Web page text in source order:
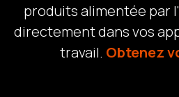
produits alimentée par
directement dans vos
travail. Obtenez